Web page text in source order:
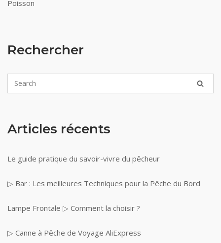
Poisson
Rechercher
Articles récents
Le guide pratique du savoir-vivre du pêcheur
▷ Bar : Les meilleures Techniques pour la Pêche du Bord
Lampe Frontale ▷ Comment la choisir ?
▷ Canne à Pêche de Voyage AliExpress